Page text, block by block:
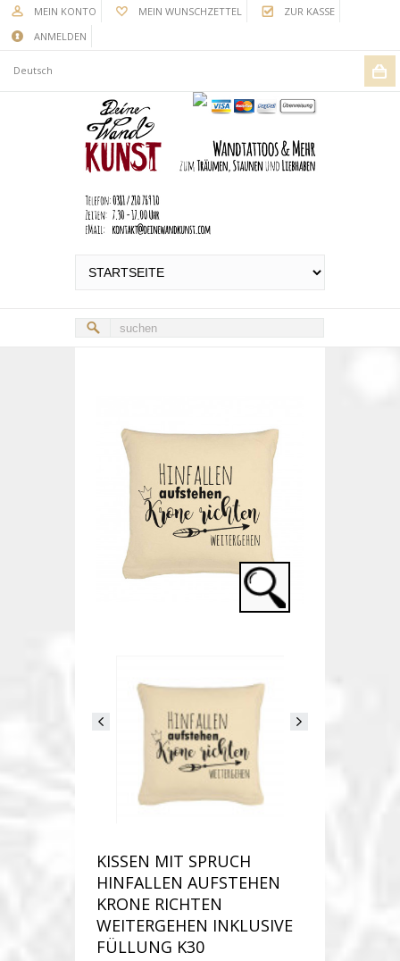
MEIN KONTO MEIN WUNSCHZETTEL
ZUR KASSE
ANMELDEN
Deutsch
KISSEN MIT SPRUCH
HINFALLEN AUFSTEHEN
KRONE RICHTEN
WEITERGEHEN INKLUSIVE
FÜLLUNG K30